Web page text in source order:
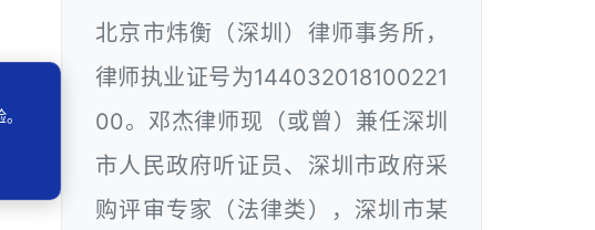
北京市炜衡（深圳）律师事务所，
律师执业证号为144032018100221
00。邓杰律师现（或曾）兼任深圳
市人民政府听证员、深圳市政府采
购评审专家（法律类），深圳市某